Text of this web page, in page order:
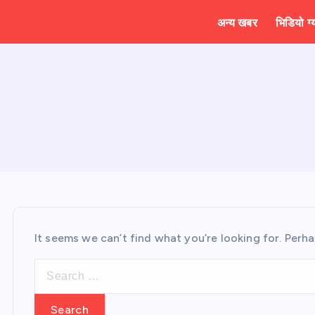
अन्य खबर भिडियो
It seems we can’t find what you’re looking for.